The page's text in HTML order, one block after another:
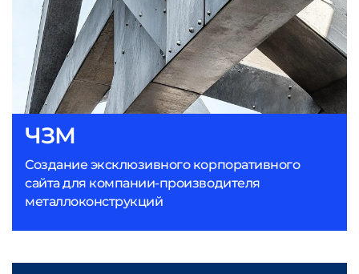
ЧЗМ
Создание эксклюзивного корпоративного
сайта для компании-производителя
металлоконструкций